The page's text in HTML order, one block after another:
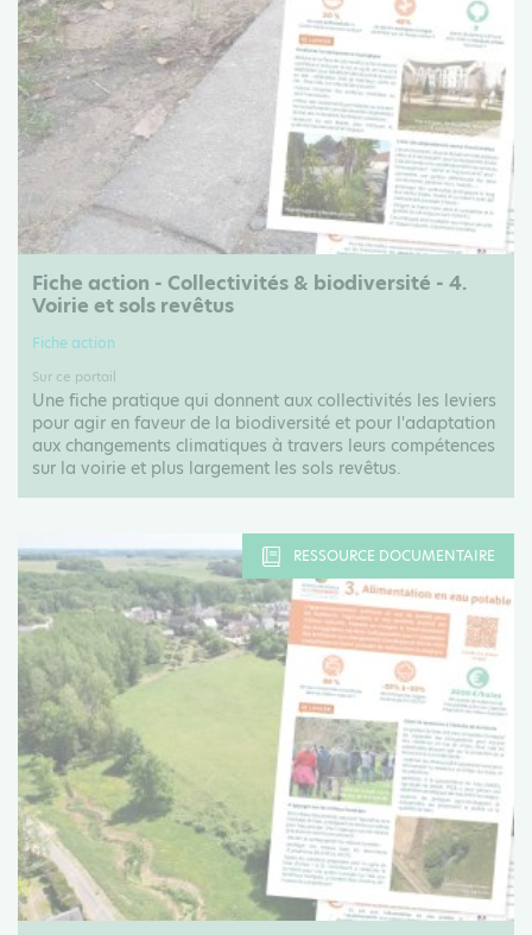
Fiche action - Collectivités & biodiversité - 4.
Voirie et sols revêtus
Fiche action
Sur ce portail
Une fiche pratique qui donnent aux collectivités les leviers
pour agir en faveur de la biodiversité et pour l'adaptation
aux changements climatiques à travers leurs compétences
sur la voirie et plus largement les sols revêtus.
RESSOURCE DOCUMENTAIRE